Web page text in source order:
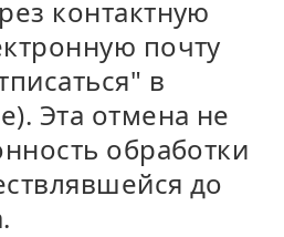
контактную
почту
в
Эта отмена не
обработки
до